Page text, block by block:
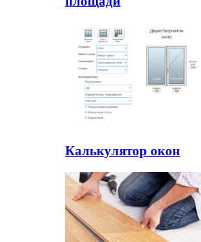
Калькулятор окон